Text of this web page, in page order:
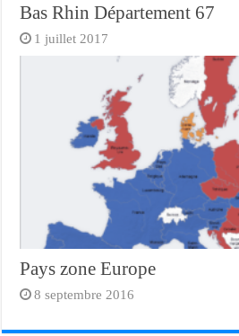
Bas Rhin Département 67
1 juillet 2017
Pays zone Europe
8 septembre 2016